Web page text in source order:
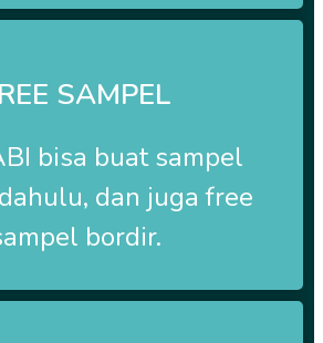
SAMPEL
bisa buat sampel
dan juga free
bordir.